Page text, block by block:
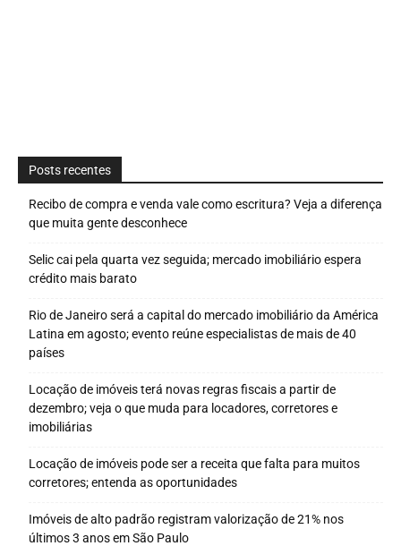
Posts recentes
Recibo de compra e venda vale como escritura? Veja a diferença
que muita gente desconhece
Selic cai pela quarta vez seguida; mercado imobiliário espera
crédito mais barato
Rio de Janeiro será a capital do mercado imobiliário da América
Latina em agosto; evento reúne especialistas de mais de 40
países
Locação de imóveis terá novas regras fiscais a partir de
dezembro; veja o que muda para locadores, corretores e
imobiliárias
Locação de imóveis pode ser a receita que falta para muitos
corretores; entenda as oportunidades
Imóveis de alto padrão registram valorização de 21% nos
últimos 3 anos em São Paulo